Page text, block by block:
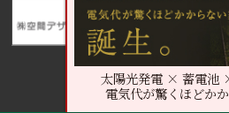
太陽光発電 × 蓄電池
電気代が驚くほどか